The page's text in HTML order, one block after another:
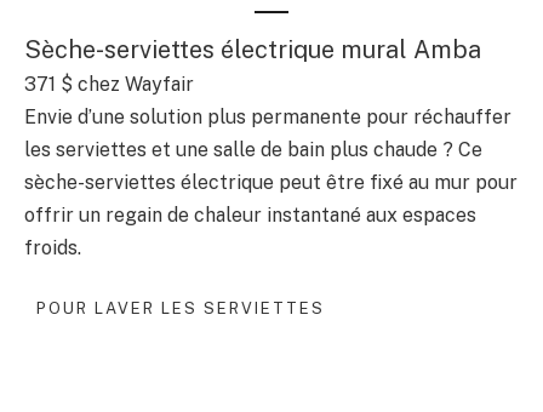
Sèche-serviettes électrique mural Amba
371 $ chez Wayfair
Envie d’une solution plus permanente pour réchauffer
les serviettes et une salle de bain plus chaude ? Ce
sèche-serviettes électrique peut être fixé au mur pour
offrir un regain de chaleur instantané aux espaces
froids.
POUR LAVER LES SERVIETTES